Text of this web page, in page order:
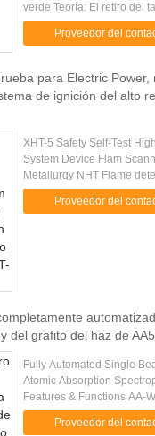
verde Teoría: El retiro del
teoría que la longitud de
Proveedor del
para Electric Power,
de ignición del alto
XHT-5 Safety Self-Test
System Device Flam
Metallurgy NHT Flame
station boiler of large
furnace safety ...
Proveedor del
del grafito del haz de
Fully Automated Single
Atomic Absorption
Features & Functions AA-
provides full control of the
sampler with easy method
Proveedor del